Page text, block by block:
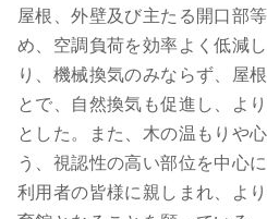
屋根、外壁及び主たる開口部
め、空調負荷を効率よく低減
り、機械換気のみならず、屋
とで、自然換気も促進し、よ
とした。また、木の温もりや
う、視認性の高い部位を中心
利用者の皆様に親しまれ、よ